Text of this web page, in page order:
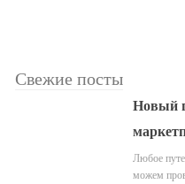
Свежие посты
Новый
Любое
можем